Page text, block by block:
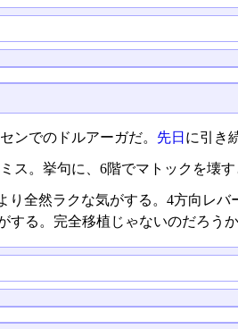
ンでのドルアーガだ。 先日 に引き
ス。挙句に、6階でマトックを壊
り全然ラクな気がする。4方向レ
する。完全移植じゃないのだろう